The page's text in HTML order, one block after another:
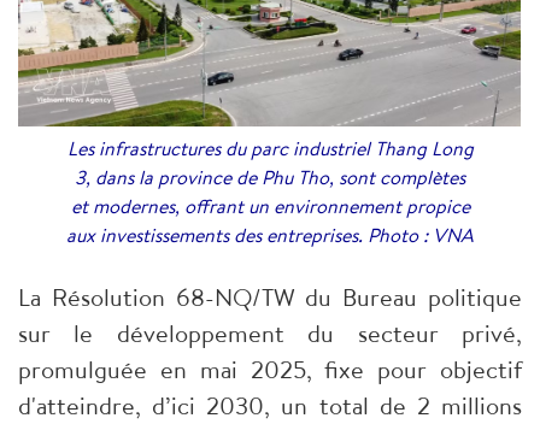
Les infrastructures du parc industriel Thang Long
3, dans la province de Phu Tho, sont complètes
et modernes, offrant un environnement propice
aux investissements des entreprises. Photo : VNA
La Résolution 68-NQ/TW du Bureau politique
sur le développement du secteur privé,
promulguée en mai 2025, fixe pour objectif
d'atteindre, d’ici 2030, un total de 2 millions